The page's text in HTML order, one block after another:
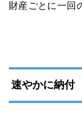
財産ごとに一回
速やかに納付